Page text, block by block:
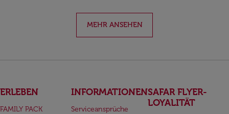
MEHR ANSEHEN
ERLEBEN
FAMILY PACK
INFORMATIONEN
Serviceansprüche
SAFAR FLYER-
LOYALITÄT